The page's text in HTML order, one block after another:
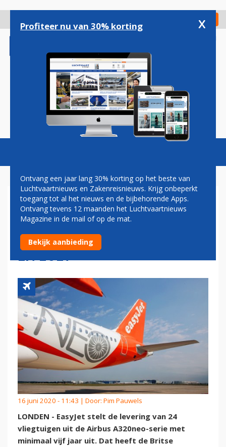
gaan
Check in
Magazine Podcasts Vacatures
EASYJET ONTVANGT
UITGESTELDE AIRBUS-
TOESTELLEN TUSSEN 2025
EN 2027
16 juni 2020 - 11:43 | Door: Pim Pauwels
LONDEN - EasyJet stelt de levering van 24
vliegtuigen uit de Airbus A320neo-serie met
minimaal vijf jaar uit. Dat heeft de Britse
Profiteer nu van 30% korting x
Ontvang een jaar lang 30% korting op het beste van
Luchtvaartnieuws en Zakenreisnieuws. Krijg onbeperkt
toegang tot al het nieuws en de bijbehorende Apps.
Ontvang tevens 12 maanden het Luchtvaartnieuws
Magazine in de mail of op de mat.
Bekijk aanbieding